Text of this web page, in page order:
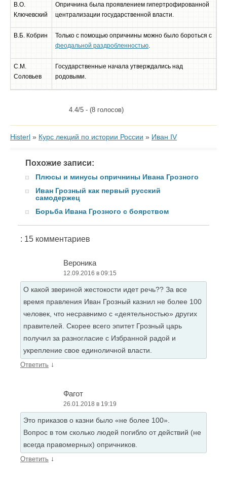
В.О.
Ключевский
Опричнина была проявлением гипертрофированной
централизации государственной власти.
В.Б. Кобрин
Только с помощью опричнины можно было бороться с
феодальной раздробленностью.
С.М.
Соловьев
Государственные начала утверждались над
родовыми.
4.4/5 - (8 голосов)
Histerl » Курс лекций по истории России » Иван IV
Похожие записи:
Плюсы и минусы опричнины Ивана Грозного
Иван Грозный как первый русский
самодержец
Борьба Ивана Грозного с боярством
: 15 комментариев
Вероника
12.09.2016 в 09:15
О какой звериной жестокости идет речь?? За все
время правления Иван Грозный казнил не более 100
человек, что несравнимо с «деятельностью» других
правителей. Скорее всего эпитет Грозный царь
получил за разногласие с Избранной радой и
укрепление свое единоличной власти.
Ответить ↓
Фагот
26.01.2018 в 19:19
Это приказов о казни было «не более 100».
Вопрос в том сколько людей погибло от действий (не
всегда правомерных) опричников.
Ответить ↓